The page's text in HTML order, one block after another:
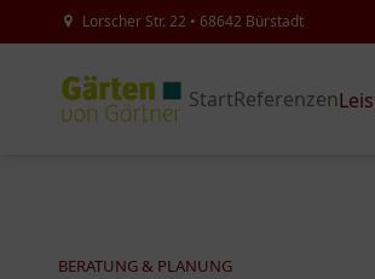
Lorscher Str. 22 • 68642 Bürstadt
StartReferenzen
BERATUNG & PLANUNG